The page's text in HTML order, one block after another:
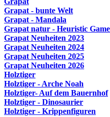
Grapat - bunte Welt
Grapat - Mandala
Grapat natur - Heuristic
Grapat Neuheiten 2023
Grapat Neuheiten 2024
Grapat Neuheiten 2025
Grapat Neuheiten 2026
Holztiger
Holztiger - Arche Noah
Holztiger- Auf dem Bauernhof
Holztiger - Dinosaurier
Holztiger - Krippenfiguren